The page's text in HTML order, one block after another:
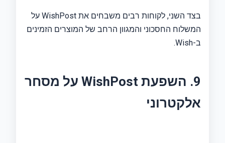
בצד השני, לקוחות רבים משבחים את WishPost על
המשלוח החסכוני והמגוון הרחב של המוצרים הזמינים
ב-Wish.
9. השפעת WishPost על מסחר
אלקטרוני